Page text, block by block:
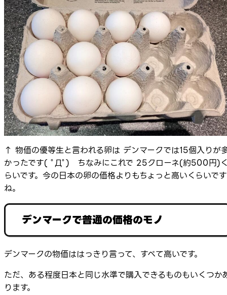
↑ 物価の優等生と言われる卵は デンマークでは15個入りが
かったです( ﾟДﾟ) ちなみにこれで 25クローネ(約500円)
らいです。今の日本の卵の価格よりもちょっと高いくらいです
ね。
デンマークで普通の価格のモノ
デンマークの物価ははっきり言って、すべて高いです。
ただ、ある程度日本と同じ水準で購入できるものもいくつか
ります。